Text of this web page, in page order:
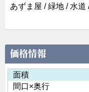
あずま屋 / 緑地 / 水道
価格情報
面積
間口×奥行